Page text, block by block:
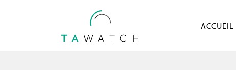
ACCUEIL